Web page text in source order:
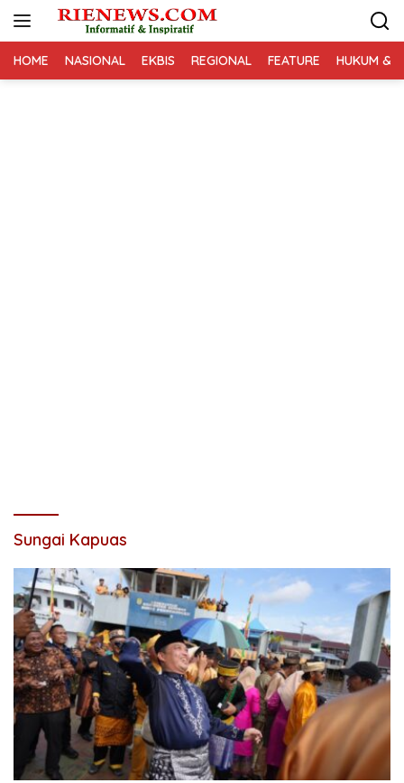
HOME NASIONAL EKBIS REGIONAL FEATURE HUKUM &
Sungai Kapuas